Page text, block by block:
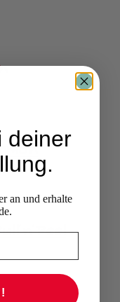
deiner
an und erhalte